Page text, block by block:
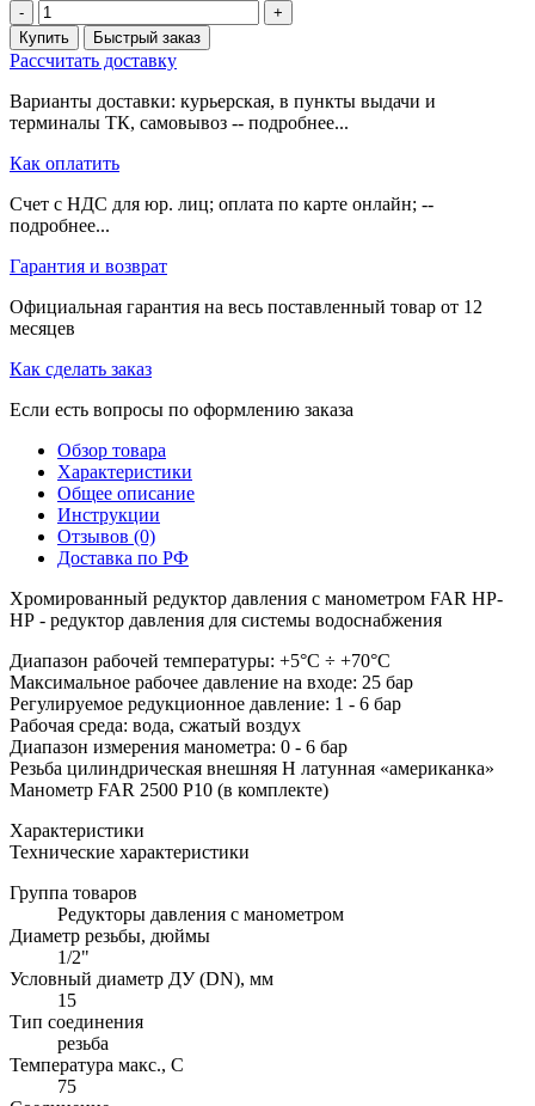
-
+
Купить
Быстрый заказ
Рассчитать доставку
Варианты доставки: курьерская, в пункты выдачи и
терминалы ТК, самовывоз -- подробнее...
Как оплатить
Счет с НДС для юр. лиц; оплата по карте онлайн; --
подробнее...
Гарантия и возврат
Официальная гарантия на весь поставленный товар от 12
месяцев
Как сделать заказ
Если есть вопросы по оформлению заказа
Обзор товара
Характеристики
Общее описание
Инструкции
Отзывов (0)
Доставка по РФ
Хромированный редуктор давления с манометром FAR НР-
НР - редуктор давления для системы водоснабжения
Диапазон рабочей температуры: +5°С ÷ +70°С
Максимальное рабочее давление на входе: 25 бар
Регулируемое редукционное давление: 1 - 6 бар
Рабочая среда: вода, сжатый воздух
Диапазон измерения манометра: 0 - 6 бар
Резьба цилиндрическая внешняя H латунная «американка»
Манометр FAR 2500 P10 (в комплекте)
Характеристики
Технические характеристики
Группа товаров
Редукторы давления с манометром
Диаметр резьбы, дюймы
1/2"
Условный диаметр ДУ (DN), мм
15
Тип соединения
резьба
Температура макс., С
75